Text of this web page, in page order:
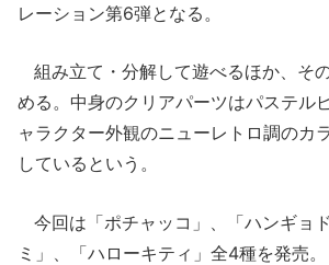
レーション第6弾となる。
組み立て・分解して遊べるほか、そ
める。中身のクリアパーツはパステル
ャラクター外観のニューレトロ調のカ
しているという。
今回は「ポチャッコ」、「ハンギョ
ミ」、「ハローキティ」全4種を発売。